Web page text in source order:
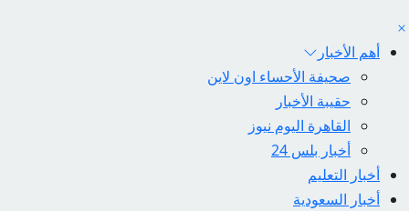
أهم الأخبار
صحيفة الأحساء اون لاين
حقيبة الأخبار
القاهرة اليوم نيوز
أخبار بلس 24
أخبار التعليم
أخبار السعودية